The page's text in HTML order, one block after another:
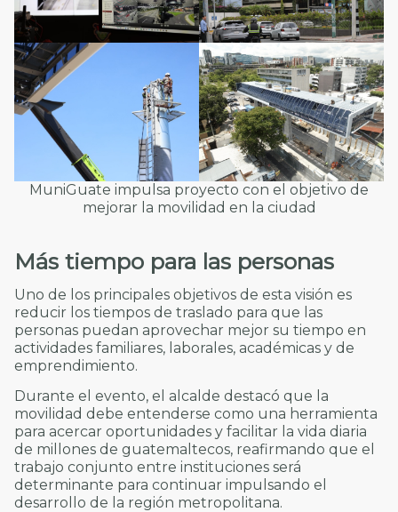
MuniGuate impulsa proyecto con el objetivo de
mejorar la movilidad en la ciudad
Más tiempo para las personas
Uno de los principales objetivos de esta visión es
reducir los tiempos de traslado para que las
personas puedan aprovechar mejor su tiempo en
actividades familiares, laborales, académicas y de
emprendimiento.
Durante el evento, el alcalde destacó que la
movilidad debe entenderse como una herramienta
para acercar oportunidades y facilitar la vida diaria
de millones de guatemaltecos, reafirmando que el
trabajo conjunto entre instituciones será
determinante para continuar impulsando el
desarrollo de la región metropolitana.